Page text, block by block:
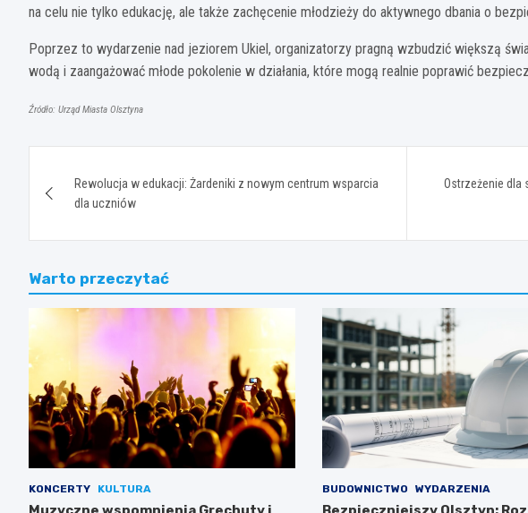
na celu nie tylko edukację, ale także zachęcenie młodzieży do aktywnego dbania o
Poprzez to wydarzenie nad jeziorem Ukiel, organizatorzy pragną wzbudzić większą
wodą i zaangażować młode pokolenie w działania, które mogą realnie poprawić
Źródło: Urząd Miasta Olsztyna
wpisuRewolucja w edukacji: Żardeniki z nowym centrum wsparcia
dla uczniów
Ostrzeżenie dla
Warto przeczytać
KONCERTY KULTURA BUDOWNICTWO WYDARZENIA